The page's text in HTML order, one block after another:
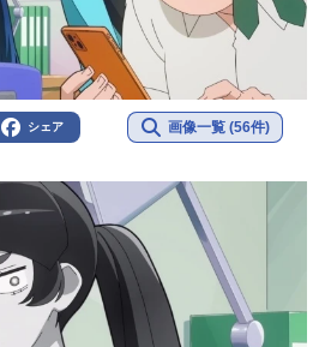
シェア 画像一覧 (56件)